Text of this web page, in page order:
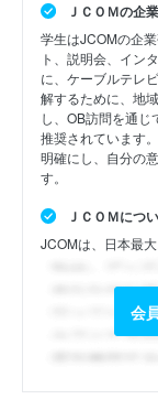
ＪＣＯＭの企
学生はJCOMの企
ト、説明会、イン
に、ケーブルテレ
解するために、地
し、OB訪問を通
推奨されています
明確にし、自分の
す。
ＪＣＯＭにつ
JCOMは、日本最大
会